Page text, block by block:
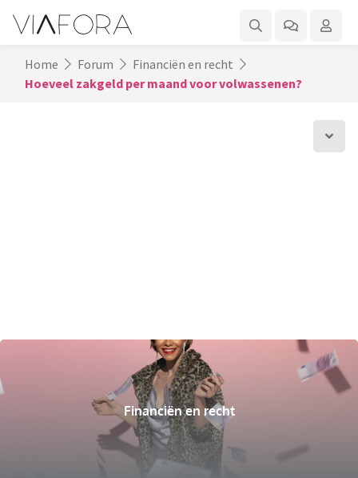
Home Forum
Financiën en recht
Hoeveel zakgeld per maand voor volwassenen?
Financiën en recht